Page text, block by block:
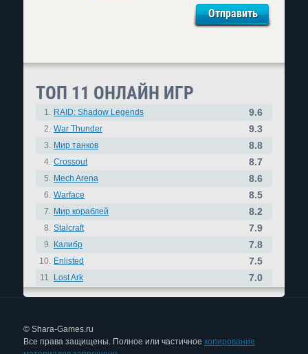
ТОП 11 ОНЛАЙН ИГР
1. RAID: Shadow Legends 9.6
2. War Thunder 9.3
3. Мир танков 8.8
4. Crossout 8.7
5. Mech Arena 8.6
6. Warface 8.5
7. Мир кораблей 8.2
8. Stalcraft 7.9
9. Калибр 7.8
10. Enlisted 7.5
11. Lost Ark 7.0
© Shara-Games.ru
Все права защищены. Полное или частичное копирование